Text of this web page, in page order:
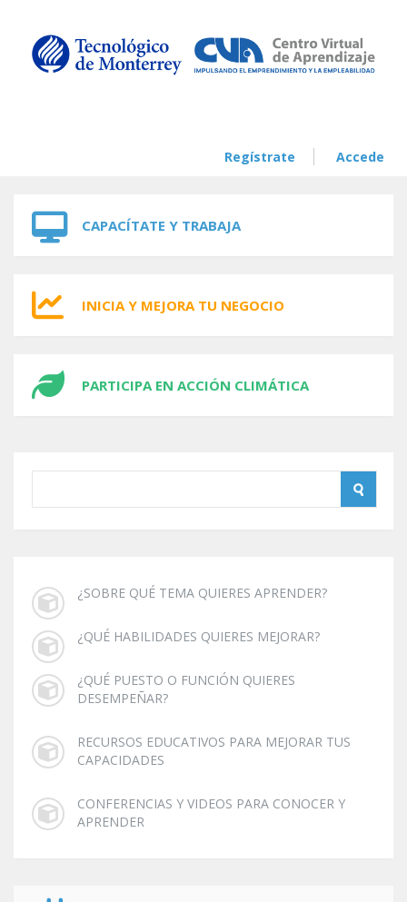
Regístrate Accede
CAPACÍTATE Y TRABAJA
INICIA Y MEJORA TU NEGOCIO
PARTICIPA EN ACCIÓN CLIMÁTICA
¿SOBRE QUÉ TEMA QUIERES APRENDER?
¿QUÉ HABILIDADES QUIERES MEJORAR?
¿QUÉ PUESTO O FUNCIÓN QUIERES
DESEMPEÑAR?
RECURSOS EDUCATIVOS PARA MEJORAR TUS
CAPACIDADES
CONFERENCIAS Y VIDEOS PARA CONOCER Y
APRENDER